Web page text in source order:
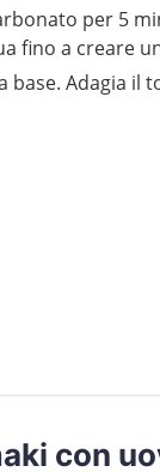
per 5
fino a creare
Adagia il
con